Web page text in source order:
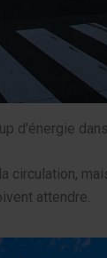
d'énergie
circulation,
attendre.